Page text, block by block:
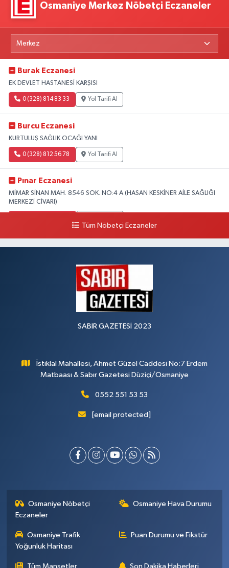
Osmaniye Merkez Nöbetçi Eczaneler
Burak Eczanesi
EK DEVLET HASTANESİ KARŞISI
0 (328) 814 83 33 Yol Tarifi Al
Burcu Eczanesi
KURTULUŞ SAĞLIK OCAĞI YANI
0 (328) 812 56 78 Yol Tarifi Al
Pınar Eczanesi
MİMAR SİNAN MAH. 8546 SOK. NO:4 A (HASAN KESKİNER AİLE SAĞLIĞI
MERKEZİ CİVARI)
Tüm Nöbetçi Eczaneler
SABIR GAZETESİ 2023
İstiklal Mahallesi, Ahmet Güzel Caddesi No:7 Erdem
Matbaası & Sabır Gazetesi Düziçi/Osmaniye
0552 551 53 53
[email protected]
Osmaniye Nöbetçi
Eczaneler
Osmaniye Hava Durumu
Osmaniye Trafik
Yoğunluk Haritası
Puan Durumu ve Fikstür
Tüm Manşetler Son Dakika Haberleri